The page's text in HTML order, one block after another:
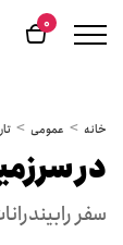
0
خانه عمومی
در
سفر